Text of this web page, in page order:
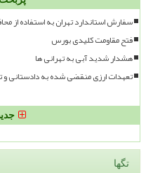
سفارش استاندارد تهران به استفاده از
فتح مقاومت کلیدی بورس
هشدار شدید آبی به تهرانی ها
تعهدات ارزی منقضی شده به دادستانی و
تگها